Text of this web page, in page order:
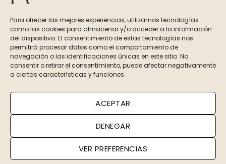
Para ofrecer las mejores experiencias, utilizamos tecnologías
como las cookies para almacenar y/o acceder a la información
del dispositivo. El consentimiento de estas tecnologías nos
permitirá procesar datos como el comportamiento de
navegación o las identificaciones únicas en este sitio. No
consentir o retirar el consentimiento, puede afectar negativamente
a ciertas características y funciones.
ACEPTAR
DENEGAR
VER PREFERENCIAS
+34 677 067 649
©Pérez & Andrés 2026
Política de Privacidad